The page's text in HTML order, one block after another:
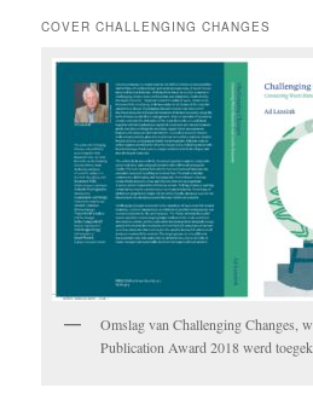
COVER CHALLENGING CHANGES
Omslag van Challenging Changes,
Publication Award 2018 werd